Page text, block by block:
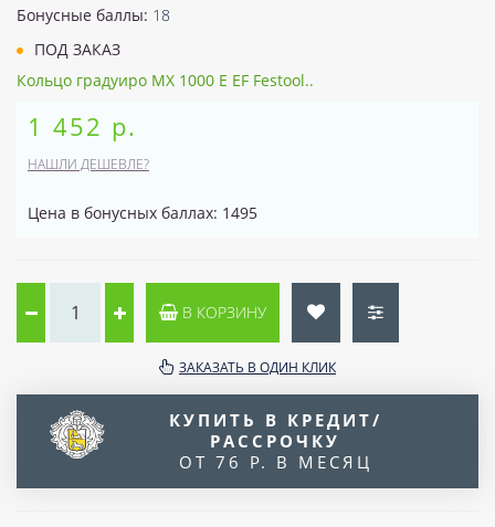
Бонусные баллы: 18
ПОД ЗАКАЗ
Кольцо градуиро MX 1000 E EF Festool..
1 452 р.
НАШЛИ ДЕШЕВЛЕ?
Цена в бонусных баллах: 1495
В КОРЗИНУ
ЗАКАЗАТЬ В ОДИН КЛИК
КУПИТЬ В КРЕДИТ/
РАССРОЧКУ
ОТ 76 Р. В МЕСЯЦ